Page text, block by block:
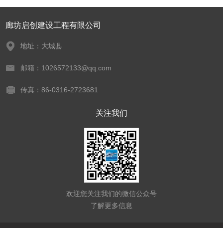
廊坊启创建设工程有限公司
地址：大城县
邮箱：1026572133@qq.com
传真：86-0316-2723681
关注我们
欢迎您关注我们的微信公众号
了解更多信息